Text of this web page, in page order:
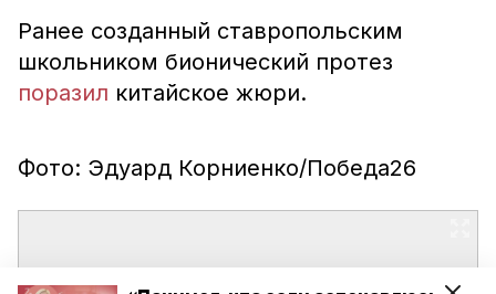
Ранее созданный ставропольским
школьником бионический протез
поразил китайское жюри.
Фото: Эдуард Корниенко/Победа26